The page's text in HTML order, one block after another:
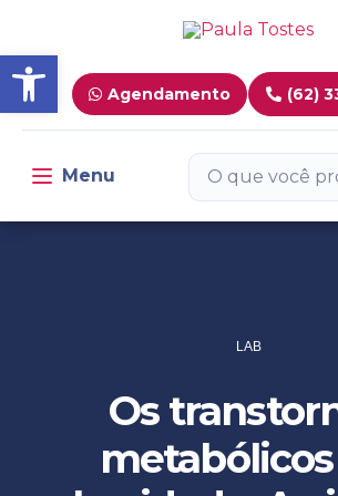
Barra de
Agendamento (62)
Toggle navigation
Menu
LAB
Os
metabólicos